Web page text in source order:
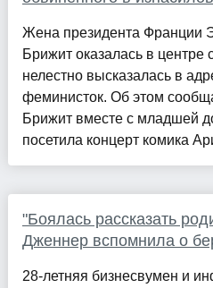
Жена президента Франции
Брижит оказалась в центре
нелестно высказалась в
феминисток. Об этом
Брижит вместе с младшей
посетила концерт комика
"Боялась рассказать
Дженнер вспомнила о
28-летняя бизнесвумен и